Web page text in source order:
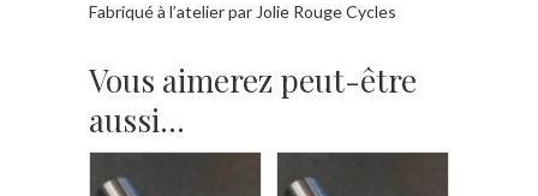
Fabriqué à l’atelier par Jolie Rouge Cycles
Vous aimerez peut-être
aussi…